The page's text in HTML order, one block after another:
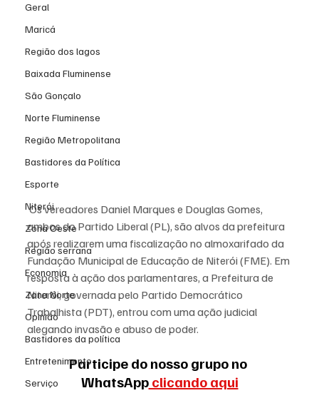
Geral
Maricá
Região dos lagos
Baixada Fluminense
São Gonçalo
Norte Fluminense
Região Metropolitana
Bastidores da Política
Esporte
Niterói
Zona Oeste
Região serrana
Economia
Zona Norte
Opinião
Bastidores da política
Entretenimento
Serviço
Os vereadores Daniel Marques e Douglas Gomes,
ambos do Partido Liberal (PL), são alvos da prefeitura
após realizarem uma fiscalização no almoxarifado da
Fundação Municipal de Educação de Niterói (FME). Em
resposta à ação dos parlamentares, a Prefeitura de
Niterói, governada pelo Partido Democrático
Trabalhista (PDT), entrou com uma ação judicial
alegando invasão e abuso de poder.
Participe do nosso grupo no
WhatsApp clicando aqui